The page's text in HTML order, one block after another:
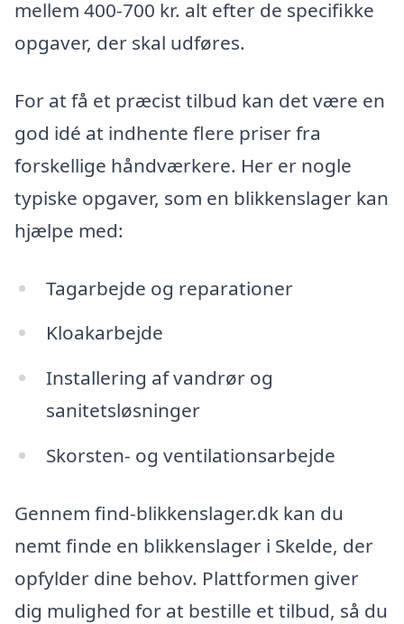
mellem 400-700 kr. alt efter de specifikke
opgaver, der skal udføres.
For at få et præcist tilbud kan det være en
god idé at indhente flere priser fra
forskellige håndværkere. Her er nogle
typiske opgaver, som en blikkenslager kan
hjælpe med:
Tagarbejde og reparationer
Kloakarbejde
Installering af vandrør og
sanitetsløsninger
Skorsten- og ventilationsarbejde
Gennem find-blikkenslager.dk kan du
nemt finde en blikkenslager i Skelde, der
opfylder dine behov. Plattformen giver
dig mulighed for at bestille et tilbud, så du